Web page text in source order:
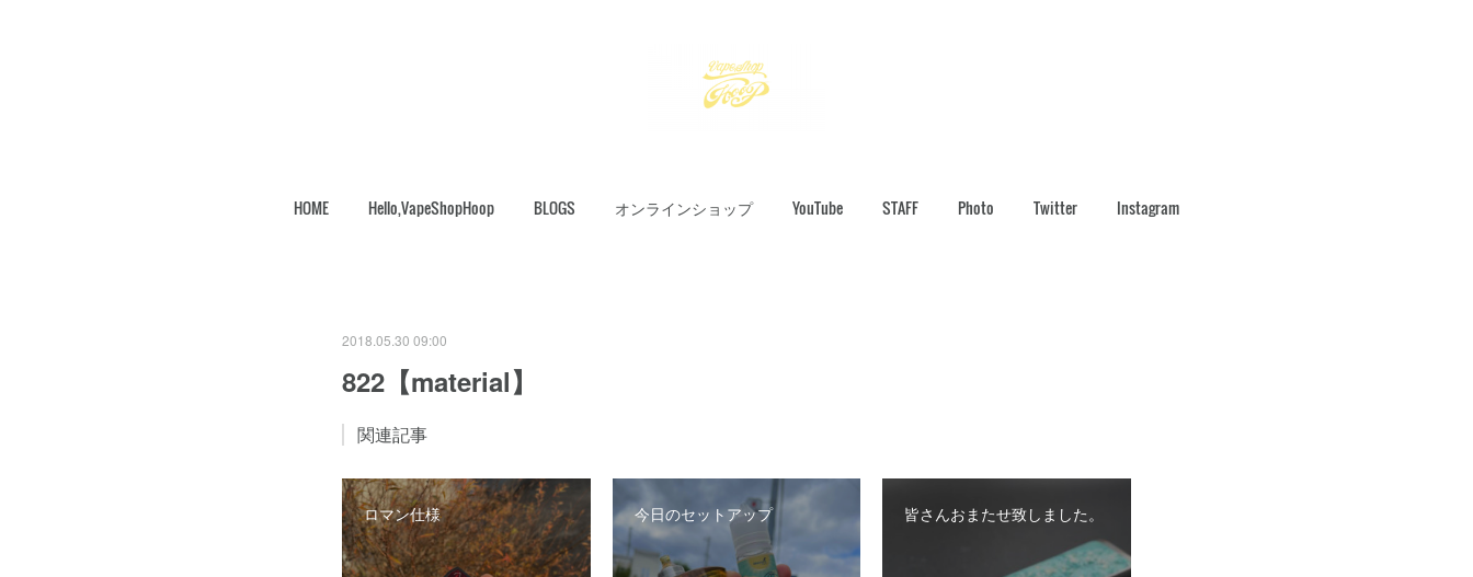
HOME Hello,VapeShopHoop BLOGS オンラインショップ YouTube STAFF Photo Twitter Instagram
2018.05.30 09:00
822【material】
関連記事
ロマン仕様 今日のセットアップ 皆さんおまたせ致しました。